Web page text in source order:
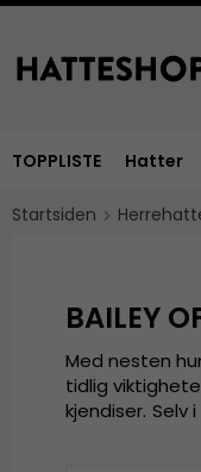
TOPPLISTE Hatter
Startsiden
BAILEY
Med nesten
tidlig
kjendiser. Selv